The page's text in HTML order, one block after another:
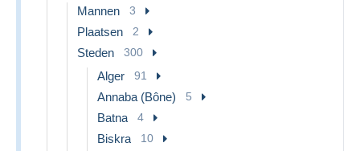
Mannen 3
Plaatsen 2
Steden 300
Alger 91
Annaba (Bône) 5
Batna 4
Biskra 10